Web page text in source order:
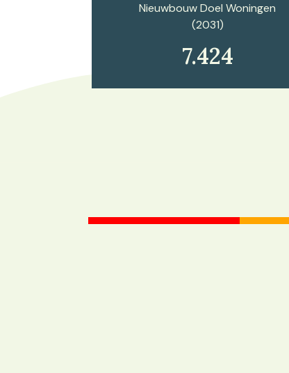
Nieuwbouw Doel Woningen
(2031)
7.424